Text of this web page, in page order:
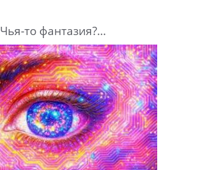
Чья-то фантазия?...